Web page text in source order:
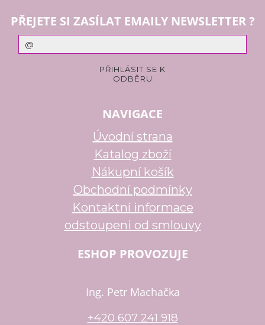
PŘEJETE SI ZASÍLAT EMAILY NEWSLETTER ?
NAVIGACE
Úvodní strana
Katalog zboží
Nákupní košík
Obchodní podmínky
Kontaktní informace
odstoupeni od smlouvy
ESHOP PROVOZUJE
Ing. Petr Machačka
+420 607 241 918